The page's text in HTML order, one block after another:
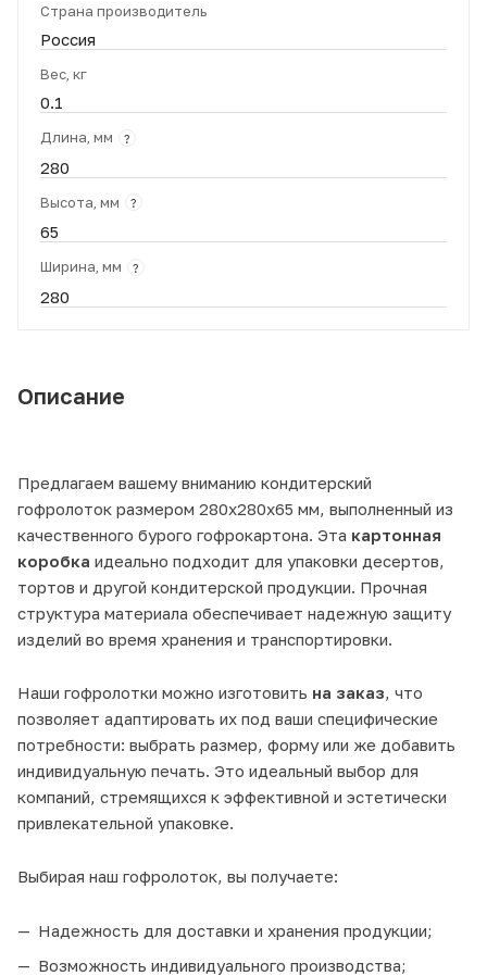
Страна производитель
Россия
Вес, кг
0.1
Длина, мм ?
280
Высота, мм ?
65
Ширина, мм ?
280
Описание
Предлагаем вашему вниманию кондитерский
гофролоток размером 280х280х65 мм, выполненный из
качественного бурого гофрокартона. Эта картонная
коробка идеально подходит для упаковки десертов,
тортов и другой кондитерской продукции. Прочная
структура материала обеспечивает надежную защиту
изделий во время хранения и транспортировки.
Наши гофролотки можно изготовить на заказ , что
позволяет адаптировать их под ваши специфические
потребности: выбрать размер, форму или же добавить
индивидуальную печать. Это идеальный выбор для
компаний, стремящихся к эффективной и эстетически
привлекательной упаковке.
Выбирая наш гофролоток, вы получаете:
Надежность для доставки и хранения продукции;
Возможность индивидуального производства;